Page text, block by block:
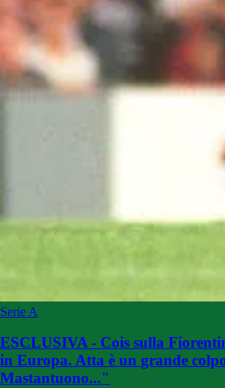
Serie A
ESCLUSIVA - Cois sulla
in Europa. Atta è un grande
Mastantuono..."